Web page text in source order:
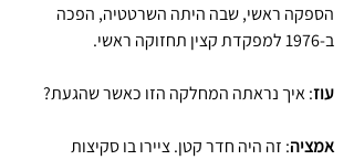
הספקה ראשי, שבה היתה השרטטיה, הפכה
ב-1976 למפקדת קצין תחזוקה ראשי.
עוז: איך נראתה המחלקה הזו כאשר שהגעת?
אמציה: זה היה חדר קטן. ציירו בו סקיצות